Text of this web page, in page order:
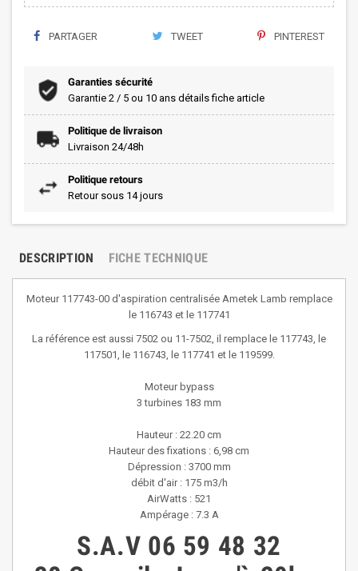
PARTAGER TWEET PINTEREST
Garanties sécurité
Garantie 2 / 5 ou 10 ans détails fiche article
Politique de livraison
Livraison 24/48h
Politique retours
Retour sous 14 jours
DESCRIPTION FICHE TECHNIQUE
Moteur 117743-00 d'aspiration centralisée Ametek Lamb remplace
le 116743 et le 117741
La référence est aussi 7502 ou 11-7502, il remplace le 117743, le
117501, le 116743, le 117741 et le 119599.
Moteur bypass
3 turbines 183 mm
Hauteur : 22.20 cm
Hauteur des fixations : 6,98 cm
Dépression : 3700 mm
débit d'air : 175 m3/h
AirWatts : 521
Ampérage : 7.3 A
S.A.V 06 59 48 32